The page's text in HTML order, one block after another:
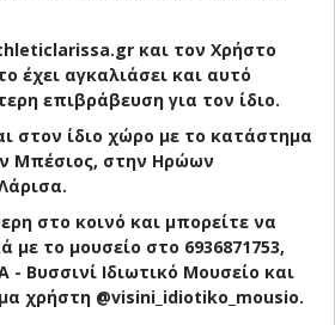
και τον Χρήστο
έχει αγκαλιάσει και αυτό
επιβράβευση για τον ίδιο.
στον ίδιο χώρο με το κατάστημα
Μπέσιος, στην Ηρώων
στο κοινό και μπορείτε να
με το μουσείο στο 6936871753,
- Βυσσινί Ιδιωτικό Μουσείο και
χρήστη @visini_idiotiko_mousio.